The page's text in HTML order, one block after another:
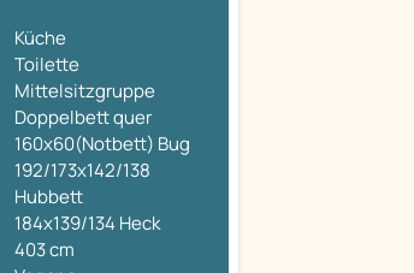
Küche
Toilette
Mittelsitzgruppe
Doppelbett quer
160x60(Notbett) Bug
192/173x142/138
Hubbett
184x139/134 Heck
403 cm